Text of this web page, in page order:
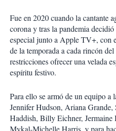
Fue en 2020 cuando la cantante
corona y tras la pandemia
especial junto a Apple TV+, con
de la temporada a cada rincón
restricciones ofrecer una velada
espíritu festivo.
Para ello se armó de un equipo a
Jennifer Hudson, Ariana
Haddish, Billy Eichner,